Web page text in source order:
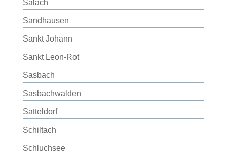
Salach
Sandhausen
Sankt Johann
Sankt Leon-Rot
Sasbach
Sasbachwalden
Satteldorf
Schiltach
Schluchsee